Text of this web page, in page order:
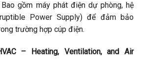
Bao gồm máy phát điện dự phòng, hệ
Power Supply) để đảm bảo
trường hợp cúp điện.
– Heating, Ventilation, and Air